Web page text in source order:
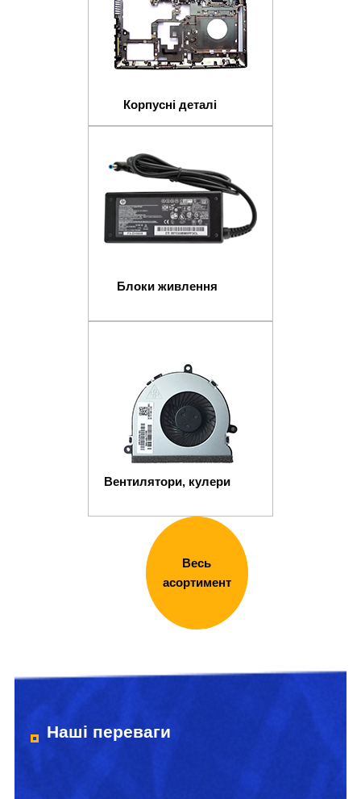
Корпусні деталі
Блоки живлення
Вентилятори, кулери
Весь
асортимент
Наші переваги